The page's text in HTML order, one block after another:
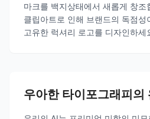
마크를 백지상태에서 새롭게 창조
클립아트로 인해 브랜드의 독점
고유한 럭셔리 로고를 디자인하세
우아한 타이포그래피의